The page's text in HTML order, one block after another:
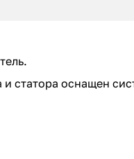
статора оснащен